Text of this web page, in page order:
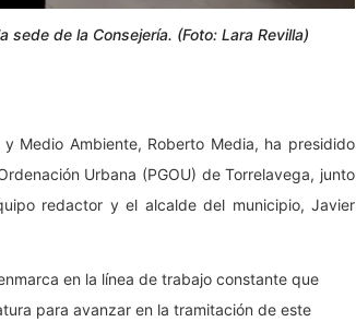
de la Consejería. (Foto: Lara Revilla)
Medio Ambiente, Roberto Media, ha presidido
Urbana (PGOU) de Torrelavega, junto
redactor y el alcalde del municipio, Javier
en la línea de trabajo constante que
para avanzar en la tramitación de este